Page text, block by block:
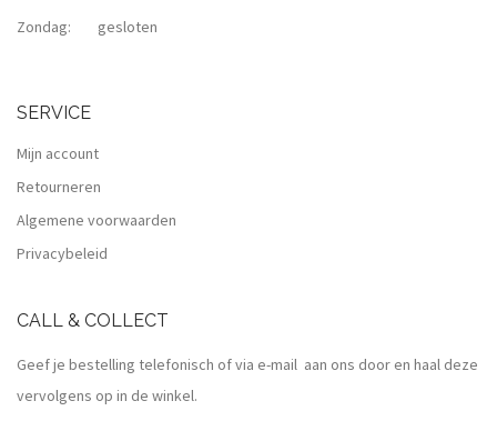
Zondag: gesloten
SERVICE
Mijn account
Retourneren
Algemene voorwaarden
Privacybeleid
CALL & COLLECT
Geef je bestelling telefonisch of via e-mail aan ons door en haal deze
vervolgens op in de winkel.